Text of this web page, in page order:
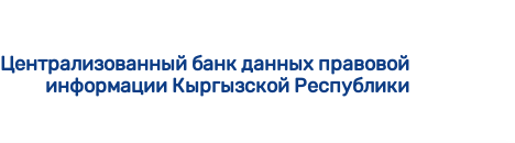
Централизованный банк данных правовой
информации Кыргызской Республики